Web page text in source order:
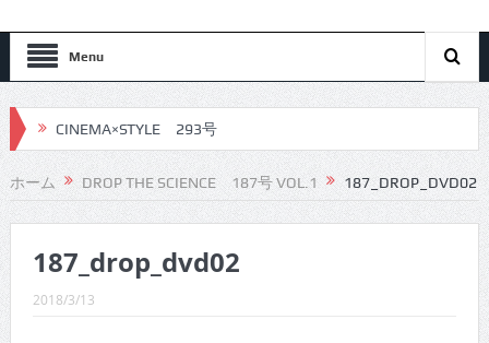
Menu
CINEMA×STYLE 293号
CINEMA×STYLE 292号
CINEMA×STYLE 291号
CINEMA×STYLE 290号
CINEMA×STYLE 289号
ホーム DROP THE SCIENCE 187号 VOL.1 187_DROP_DVD02
187_drop_dvd02
2018/3/13